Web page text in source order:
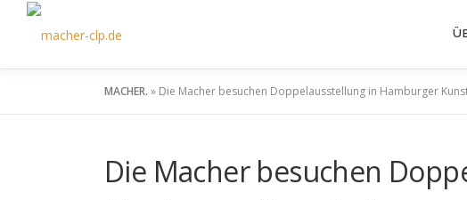
MACHER. » Die Macher besuchen Doppelausstellung in Hamburger
Die Macher besuchen